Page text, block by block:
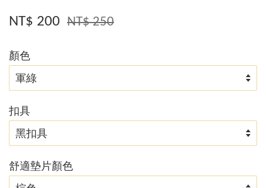
NT$ 200 NT$ 250
顏色
扣具
舒適墊片顏色